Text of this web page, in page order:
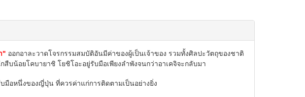
" ออกอาละวาดโจรกรรมสมบัติอันมีค่าของผู้เป็นเจ้าของ รวมทั้งศิลปะวัตถุของชาติ
บน้อยโคบายาชิ โยชิโอะอยู่รับมือเพียงลำพังจนกว่าอาเคจิจะกลับมา
อหนึ่งของญี่ปุ่น ที่ควรค่าแก่การติดตามเป็นอย่างยิ่ง